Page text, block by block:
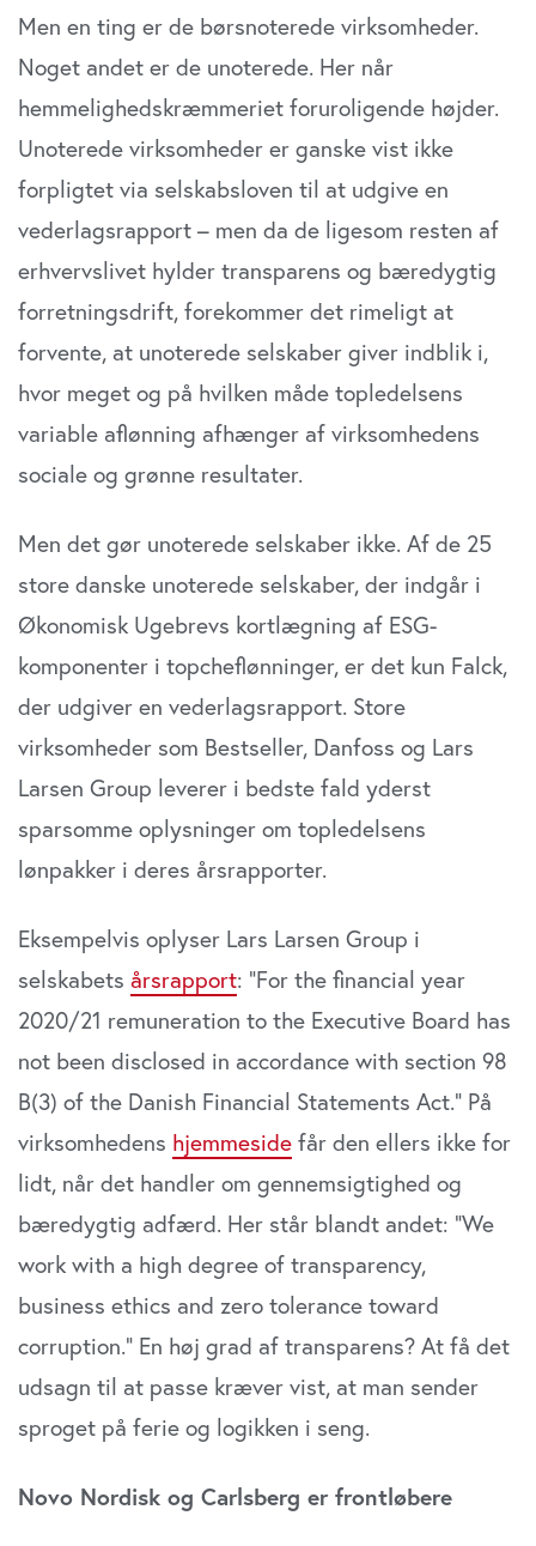
Men en ting er de børsnoterede virksomheder.
Noget andet er de unoterede. Her når
hemmelighedskræmmeriet foruroligende højder.
Unoterede virksomheder er ganske vist ikke
forpligtet via selskabsloven til at udgive en
vederlagsrapport – men da de ligesom resten af
erhvervslivet hylder transparens og bæredygtig
forretningsdrift, forekommer det rimeligt at
forvente, at unoterede selskaber giver indblik i,
hvor meget og på hvilken måde topledelsens
variable aflønning afhænger af virksomhedens
sociale og grønne resultater.
Men det gør unoterede selskaber ikke. Af de 25
store danske unoterede selskaber, der indgår i
Økonomisk Ugebrevs kortlægning af ESG-
komponenter i topcheflønninger, er det kun Falck,
der udgiver en vederlagsrapport. Store
virksomheder som Bestseller, Danfoss og Lars
Larsen Group leverer i bedste fald yderst
sparsomme oplysninger om topledelsens
lønpakker i deres årsrapporter.
Eksempelvis oplyser Lars Larsen Group i
selskabets årsrapport: “For the financial year
2020/21 remuneration to the Executive Board has
not been disclosed in accordance with section 98
B(3) of the Danish Financial Statements Act.” På
virksomhedens hjemmeside får den ellers ikke for
lidt, når det handler om gennemsigtighed og
bæredygtig adfærd. Her står blandt andet: ”We
work with a high degree of transparency,
business ethics and zero tolerance toward
corruption.” En høj grad af transparens? At få det
udsagn til at passe kræver vist, at man sender
sproget på ferie og logikken i seng.
Novo Nordisk og Carlsberg er frontløbere